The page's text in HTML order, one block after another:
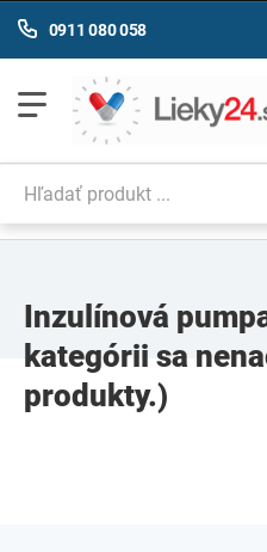
0911 080 058
Inzulínová
kategórii sa
produkty.)